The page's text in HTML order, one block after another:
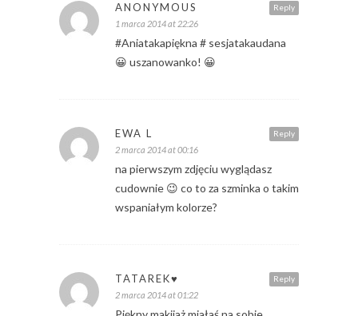
Reply
ANONYMOUS
1 marca 2014 at 22:26
#Aniatakapiękna # sesjatakaudana
😀 uszanowanko! 😀
Reply
EWA L
2 marca 2014 at 00:16
na pierwszym zdjęciu wyglądasz
cudownie 😉 co to za szminka o takim
wspaniałym kolorze?
Reply
TATAREK♥
2 marca 2014 at 01:22